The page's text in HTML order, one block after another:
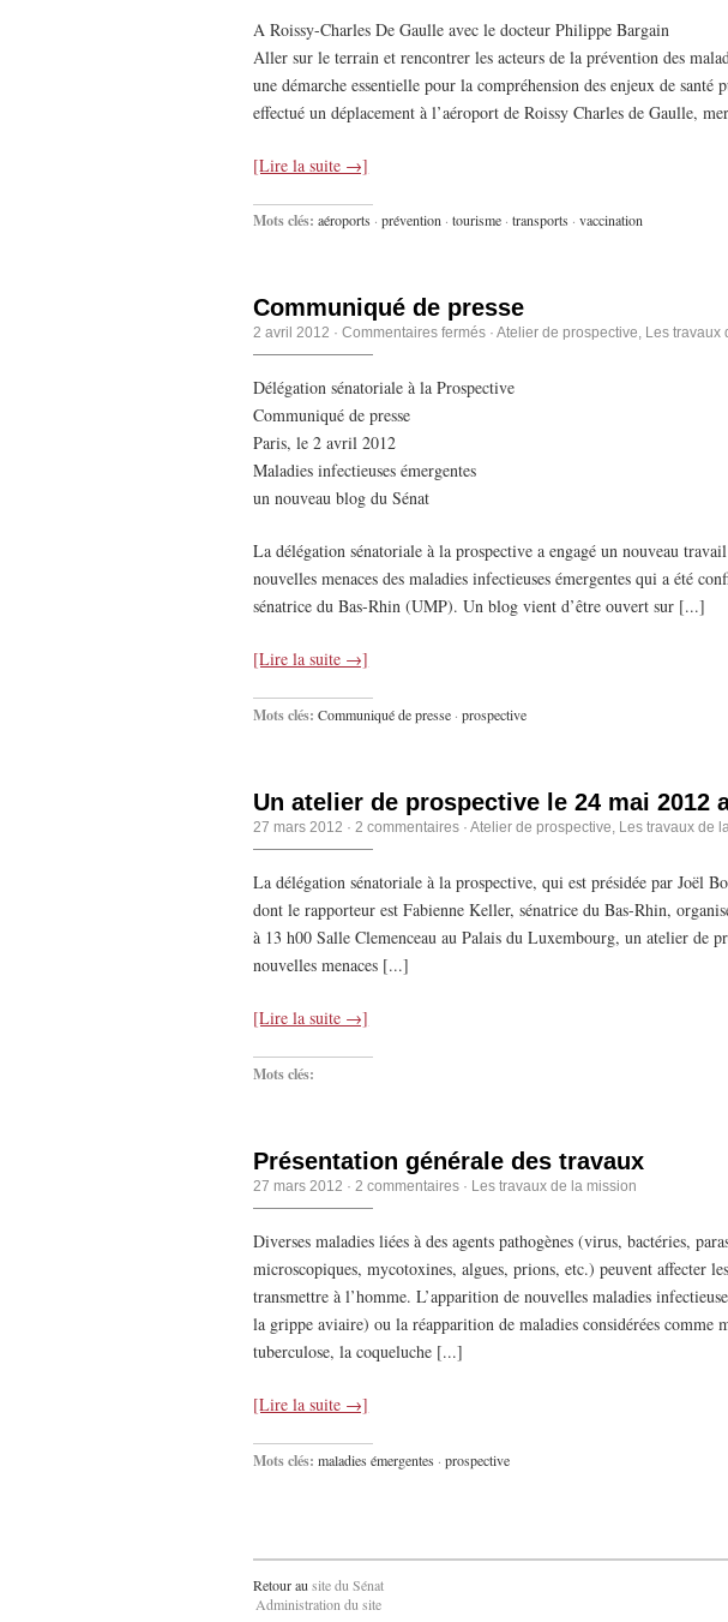
A Roissy-Charles De Gaulle avec le docteur Philippe Bargain
Aller sur le terrain et rencontrer les acteurs de la prévention des
une démarche essentielle pour la compréhension des enjeux de santé
effectué un déplacement à l’aéroport de Roissy Charles de Gaulle,
[Lire la suite →]
Mots clés: aéroports · prévention · tourisme · transports · vaccination
Communiqué de presse
2 avril 2012 ·Commentaires fermés ·Atelier de prospective, Les travaux
Délégation sénatoriale à la Prospective
Communiqué de presse
Paris, le 2 avril 2012
Maladies infectieuses émergentes
un nouveau blog du Sénat
La délégation sénatoriale à la prospective a engagé un nouveau
nouvelles menaces des maladies infectieuses émergentes qui a été
sénatrice du Bas-Rhin (UMP). Un blog vient d’être ouvert sur [...]
[Lire la suite →]
Mots clés: Communiqué de presse · prospective
Un atelier de prospective le 24 mai 2012
27 mars 2012 ·2 commentaires ·Atelier de prospective, Les travaux de
La délégation sénatoriale à la prospective, qui est présidée par Joël
dont le rapporteur est Fabienne Keller, sénatrice du Bas-Rhin,
à 13 h00 Salle Clemenceau au Palais du Luxembourg, un atelier de
nouvelles menaces [...]
[Lire la suite →]
Mots clés:
Présentation générale des travaux
27 mars 2012 ·2 commentaires · Les travaux de la mission
Diverses maladies liées à des agents pathogènes (virus, bactéries,
microscopiques, mycotoxines, algues, prions, etc.) peuvent affecter
transmettre à l’homme. L’apparition de nouvelles maladies
la grippe aviaire) ou la réapparition de maladies considérées comme
tuberculose, la coqueluche [...]
[Lire la suite →]
Mots clés: maladies émergentes · prospective
Retour ausite du Sénat
Administration du site